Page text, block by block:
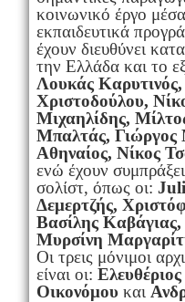
κοινωνικό έργο
εκπαιδευτικά
έχουν διευθύνει
την Ελλάδα και το
Λουκάς
Χριστοδούλου,
Μιχαηλίδης,
Μπαλτάς, Γιώργος
Αθηναίος, Νίκος
ενώ έχουν
σολίστ, όπως οι:
Δεμερτζής,
Βασίλης
Μυρσίνη
Οι τρεις μόνιμοι
είναι οι:
Οικονόμου και